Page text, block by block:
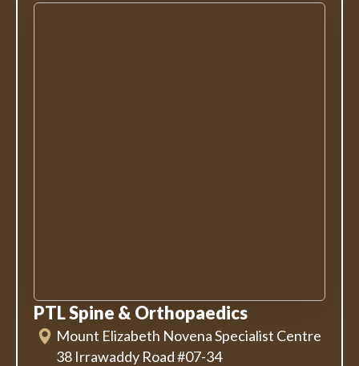
PTL Spine & Orthopaedics
Mount Elizabeth Novena Specialist Centre
38 Irrawaddy Road #07-34